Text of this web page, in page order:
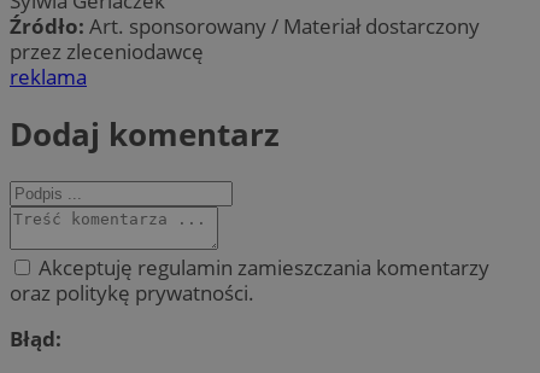
Źródło: Art. sponsorowany / Materiał dostarczony
przez zleceniodawcę
reklama
Dodaj komentarz
Akceptuję regulamin zamieszczania komentarzy
oraz politykę prywatności.
Błąd: